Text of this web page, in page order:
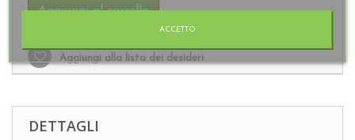
Aggiungi al carrello
Aggiungi alla lista dei desideri
DETTAGLI
ACCETTO